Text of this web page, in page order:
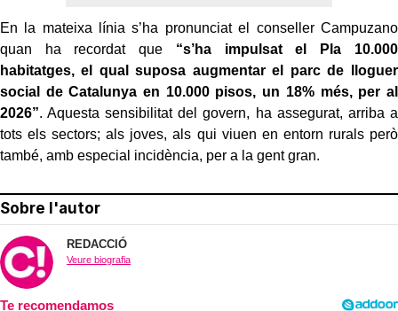
En la mateixa línia s’ha pronunciat el conseller Campuzano
quan ha recordat que “s’ha impulsat el Pla 10.000
habitatges, el qual suposa augmentar el parc de lloguer
social de Catalunya en 10.000 pisos, un 18% més, per al
2026”. Aquesta sensibilitat del govern, ha assegurat, arriba a
tots els sectors; als joves, als qui viuen en entorn rurals però
també, amb especial incidència, per a la gent gran.
Sobre l'autor
REDACCIÓ
Veure biografia